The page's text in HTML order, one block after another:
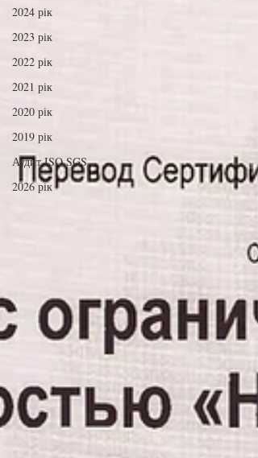
2024 рік
2023 рік
2022 рік
2021 рік
2020 рік
2019 рік
Аудит ISO SGS
2026 рік